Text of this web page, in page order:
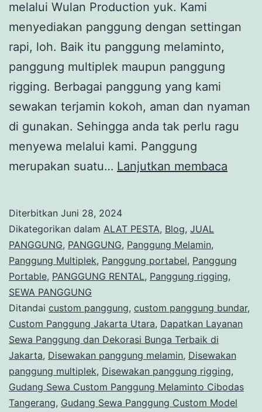
melalui Wulan Production yuk. Kami
menyediakan panggung dengan settingan
rapi, loh. Baik itu panggung melaminto,
panggung multiplek maupun panggung
rigging. Berbagai panggung yang kami
sewakan terjamin kokoh, aman dan nyaman
di gunakan. Sehingga anda tak perlu ragu
menyewa melalui kami. Panggung
merupakan suatu… Lanjutkan membaca
Diterbitkan Juni 28, 2024
Dikategorikan dalam ALAT PESTA, Blog, JUAL
PANGGUNG, PANGGUNG, Panggung Melamin,
Panggung Multiplek, Panggung portabel, Panggung
Portable, PANGGUNG RENTAL, Panggung rigging,
SEWA PANGGUNG
Ditandai custom panggung, custom panggung bundar,
Custom Panggung Jakarta Utara, Dapatkan Layanan
Sewa Panggung dan Dekorasi Bunga Terbaik di
Jakarta, Disewakan panggung melamin, Disewakan
panggung multiplek, Disewakan panggung rigging,
Gudang Sewa Custom Panggung Melaminto Cibodas
Tangerang, Gudang Sewa Panggung Custom Model